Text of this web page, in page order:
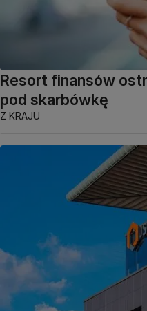
Resort finansów
pod skarbówkę
Z KRAJU